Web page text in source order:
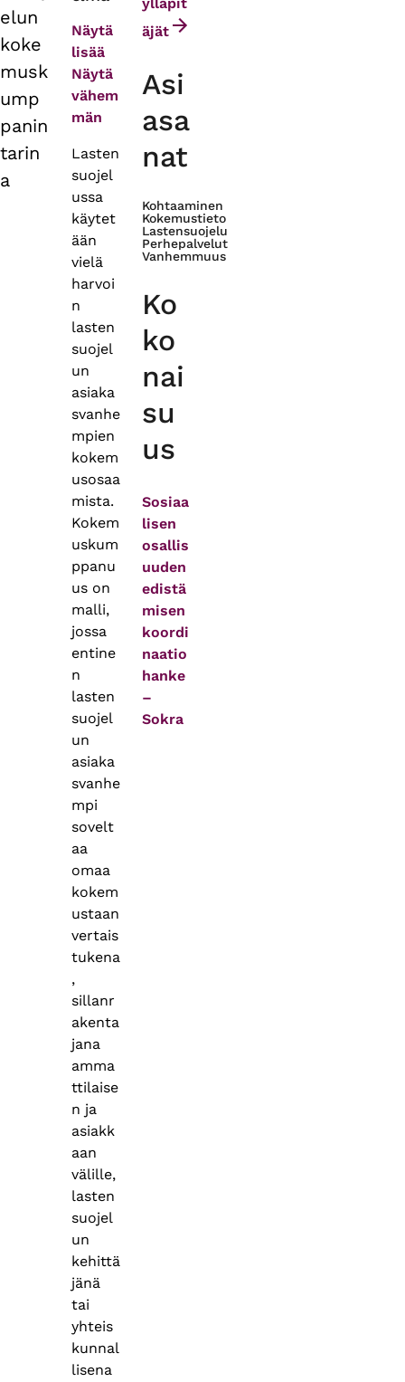
elun
koke
musk
ump
panin
tarin
a
Näytä
lisää
Näytä
vähem
män
Lasten
suojel
ussa
käytet
ään
vielä
harvoi
n
lasten
suojel
un
asiaka
svanhe
mpien
kokem
usosaa
mista.
Kokem
uskum
ppanu
us on
malli,
jossa
entine
n
lasten
suojel
un
asiaka
svanhe
mpi
sovelt
aa
omaa
kokem
ustaan
vertais
tukena
,
sillanr
akenta
jana
amma
ttilaise
n ja
asiakk
aan
välille,
lasten
suojel
un
kehittä
jänä
tai
yhteis
kunnal
lisena
äjät
Asi
asa
nat
Kohtaaminen
Kokemustieto
Lastensuojelu
Perhepalvelut
Vanhemmuus
Ko
ko
nai
su
us
Sosiaa
lisen
osallis
uuden
edistä
misen
koordi
naatio
hanke
–
Sokra